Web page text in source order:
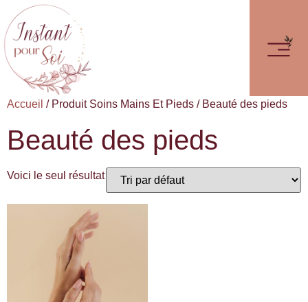
Accueil / Produit Soins Mains Et Pieds / Beauté des pieds
Beauté des pieds
Voici le seul résultat